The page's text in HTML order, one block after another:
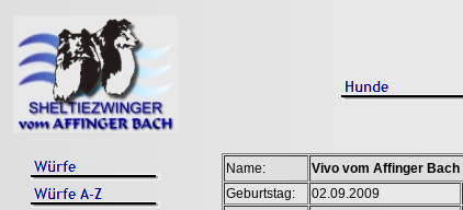
Name: Vivo vom Affinger Bach
Geburtstag:
02.09.2009